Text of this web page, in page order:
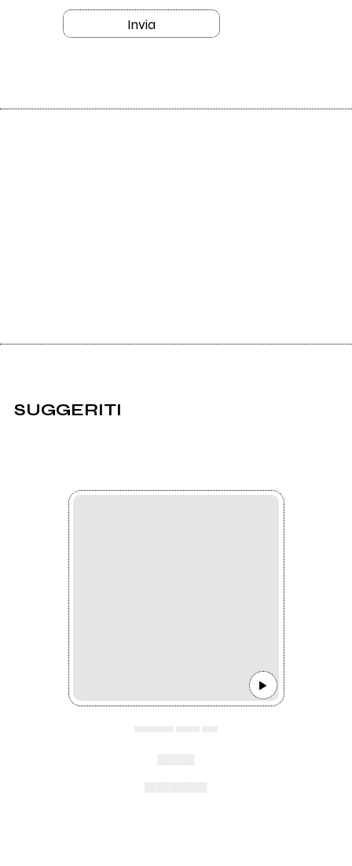
Invia
SUGGERITI